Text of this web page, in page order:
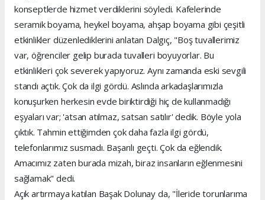
konseptlerde hizmet verdiklerini söyledi. Kafelerinde
seramik boyama, heykel boyama, ahşap boyama gibi çeşitli
etkinlikler düzenlediklerini anlatan Dalgıç, "Boş tuvallerimiz
var, öğrenciler gelip burada tuvalleri boyuyorlar. Bu
etkinlikleri çok severek yapıyoruz. Aynı zamanda eski sevgili
standı açtık. Çok da ilgi gördü. Aslında arkadaşlarımızla
konuşurken herkesin evde biriktirdiği hiç de kullanmadığı
eşyaları var; 'atsan atılmaz, satsan satılır' dedik. Böyle yola
çıktık. Tahmin ettiğimden çok daha fazla ilgi gördü,
telefonlarımız susmadı. Başarılı geçti. Çok da eğlendik.
Amacımız zaten burada mizah, biraz insanların eğlenmesini
sağlamak" dedi.
Açık artırmaya katılan Başak Dolunay da, "İleride torunlarıma